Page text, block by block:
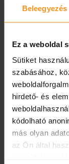
Beleegyezés
Ez a weboldal
Sütiket
szabásához,
hirdető- és
kódolható
más olyan
az Ön által